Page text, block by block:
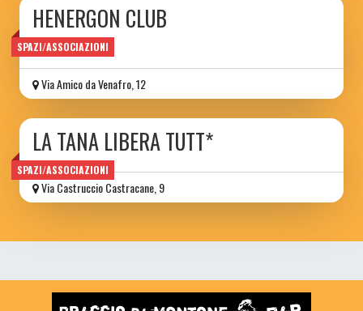
SPAZI/ASSOCIAZIONI
HENERGON CLUB
Ass. Culturale
Via Amico da Venafro, 12
SPAZI/ASSOCIAZIONI
LA TANA LIBERA TUTT*
Via Castruccio Castracane, 9